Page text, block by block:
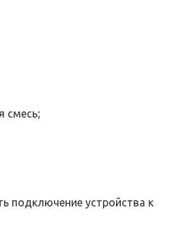
смесь;
подключение устройства к